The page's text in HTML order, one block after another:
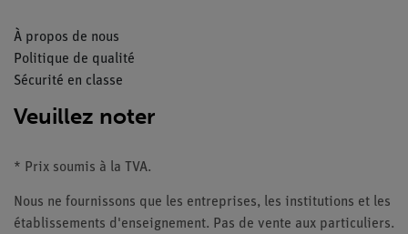
À propos de nous
Politique de qualité
Sécurité en classe
Veuillez noter
* Prix soumis à la TVA.
Nous ne fournissons que les entreprises, les institutions et les
établissements d'enseignement. Pas de vente aux particuliers.